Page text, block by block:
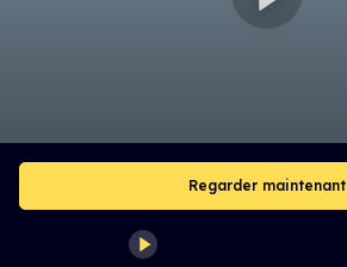
Regarder maintenant